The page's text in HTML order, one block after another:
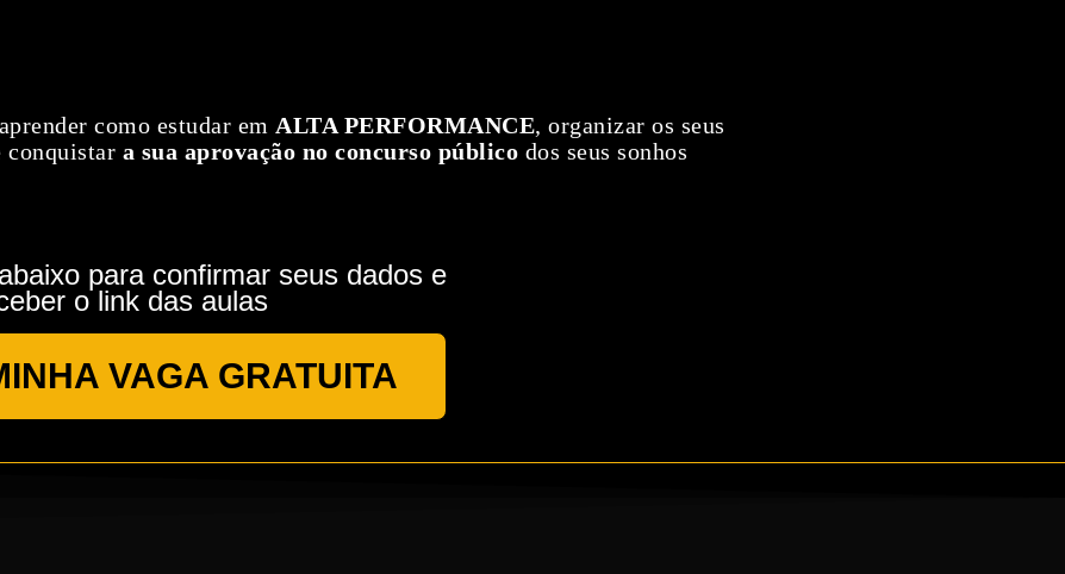
como estudar em ALTA PERFORMANCE, organizar os seus
conquistar a sua aprovação no concurso público dos seus sonhos
para confirmar seus dados e
o link das aulas
VAGA GRATUITA